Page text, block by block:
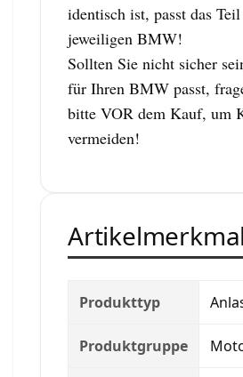
identisch ist, passt das
jeweiligen BMW!
Sollten Sie nicht sicher
für Ihren BMW passt,
bitte VOR dem Kauf, um
vermeiden!
Produkttyp
Produktgruppe